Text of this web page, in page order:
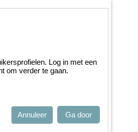
Log in met een
om verder te gaan.
Annuleer Ga door